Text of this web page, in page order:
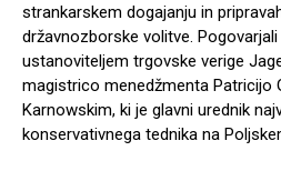
strankarskem dogajanju in
državnozborske volitve.
ustanoviteljem trgovske verige
magistrico menedžmenta Patricijo
Karnowskim, ki je glavni urednik
konservativnega tednika na